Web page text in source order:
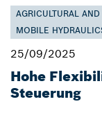
AGRICULTURAL
MOBILE
25/09/2025
Hohe
Steuerung